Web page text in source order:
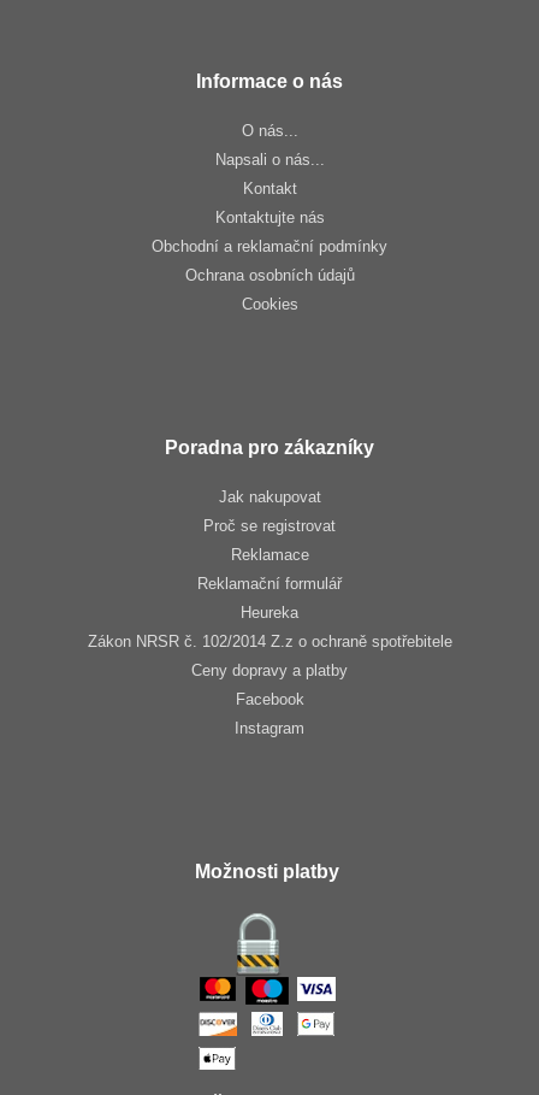
Informace o nás
O nás...
Napsali o nás...
Kontakt
Kontaktujte nás
Obchodní a reklamační podmínky
Ochrana osobních údajů
Cookies
Poradna pro zákazníky
Jak nakupovat
Proč se registrovat
Reklamace
Reklamační formulář
Heureka
Zákon NRSR č. 102/2014 Z.z o ochraně spotřebitele
Ceny dopravy a platby
Facebook
Instagram
Možnosti platby